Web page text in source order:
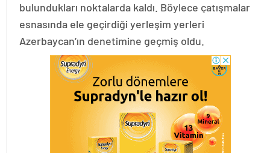
bulundukları noktalarda kaldı. Böylece çatışmalar
esnasında ele geçirdiği yerleşim yerleri
Azerbaycan’ın denetimine geçmiş oldu.